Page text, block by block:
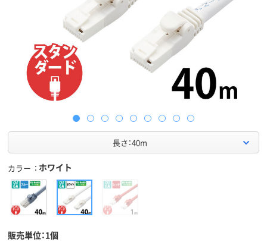
長さ：40m
カラー ホワイト
販売単位：1個